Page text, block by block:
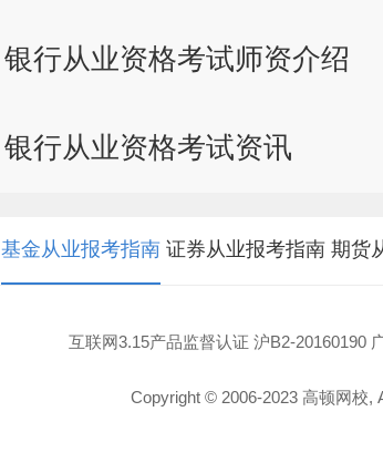
银行从业资格考试师资介绍
银行从业资格考试资讯
基金从业报考指南 证券从业报考指南 期货
互联网3.15产品监督认证 沪B2-20160190
Copyright © 2006-2023 高顿网校,